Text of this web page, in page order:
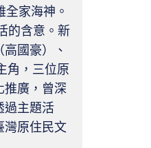
家海神。
的含意。新
國豪）、
角，三位原
推廣，曾深
過主題活
灣原住民文